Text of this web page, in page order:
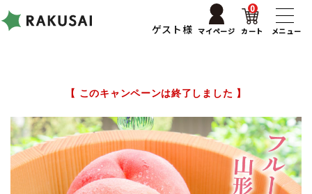
ゲスト様 マイページ カート
0
メニュー
【 このキャンペーンは終了しました 】